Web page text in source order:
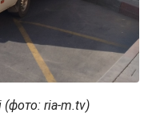
(фото: ria-m.tv)